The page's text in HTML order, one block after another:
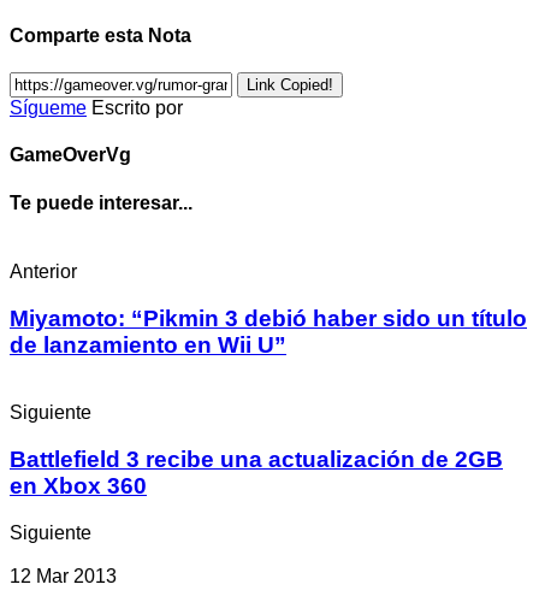
Comparte esta Nota
Link Copied!
Sígueme Escrito por
GameOverVg
Te puede interesar...
Anterior
Miyamoto: “Pikmin 3 debió haber sido un título
de lanzamiento en Wii U”
Siguiente
Battlefield 3 recibe una actualización de 2GB
en Xbox 360
Siguiente
12 Mar 2013